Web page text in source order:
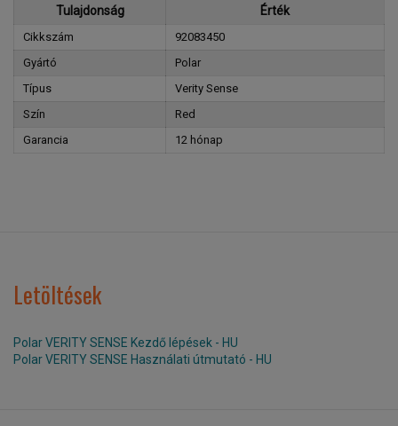
Tulajdonság Érték
Cikkszám
92083450
Gyártó
Polar
Típus
Verity Sense
Szín
Red
Garancia
12 hónap
Letöltések
Polar VERITY SENSE Kezdő lépések - HU
Polar VERITY SENSE Használati útmutató - HU